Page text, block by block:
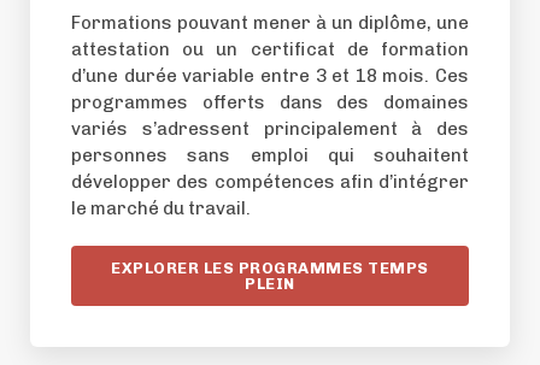
Formations pouvant mener à un diplôme, une
attestation ou un certificat de formation
d’une durée variable entre 3 et 18 mois. Ces
programmes offerts dans des domaines
variés s’adressent principalement à des
personnes sans emploi qui souhaitent
développer des compétences afin d’intégrer
le marché du travail.
EXPLORER LES PROGRAMMES TEMPS
PLEIN